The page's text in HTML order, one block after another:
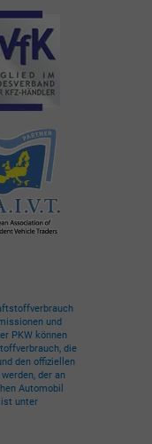
und
PKW können
die
den offiziellen
der an
Automobil
unter